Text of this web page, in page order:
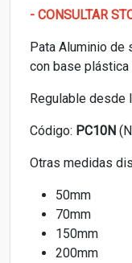
- CONSULTAR
Pata Aluminio de
con base plástica
Regulable desde
Código: PC10N
Otras medidas
50mm
70mm
150mm
200mm